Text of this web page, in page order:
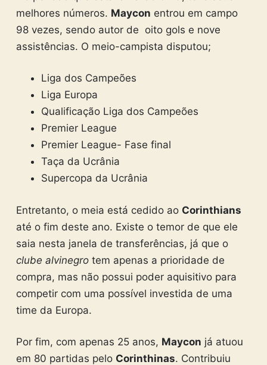
melhores números. Maycon entrou em campo
98 vezes, sendo autor de oito gols e nove
assistências. O meio-campista disputou;
Liga dos Campeões
Liga Europa
Qualificação Liga dos Campeões
Premier League
Premier League- Fase final
Taça da Ucrânia
Supercopa da Ucrânia
Entretanto, o meia está cedido ao Corinthians
até o fim deste ano. Existe o temor de que ele
saia nesta janela de transferências, já que o
clube alvinegrotem apenas a prioridade de
compra, mas não possui poder aquisitivo para
competir com uma possível investida de uma
time da Europa.
Por fim, com apenas 25 anos, Maycon já atuou
em 80 partidas pelo Corinthinas. Contribuiu